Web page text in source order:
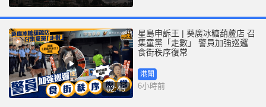
02:45
星島申訴王 | 葵廣冰糖葫蘆店 召
集童黨「走數」 警員加強巡邏
食街秩序復常
港聞
6小時前